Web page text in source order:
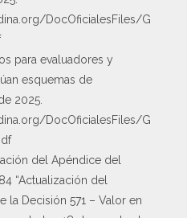
DocOficialesFiles/G
para evaluadores y
esquemas de
2025.
DocOficialesFiles/G
del Apéndice del
“Actualización del
la Decisión 571 – Valor en